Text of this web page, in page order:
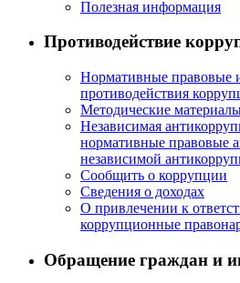
Полезная информация
Противодействие
Нормативные правовые
противодействия
Методические
Независимая
нормативные правовые
независимой
Сообщить о коррупции
Сведения о доходах
О привлечении к
коррупционные
Обращение граждан и